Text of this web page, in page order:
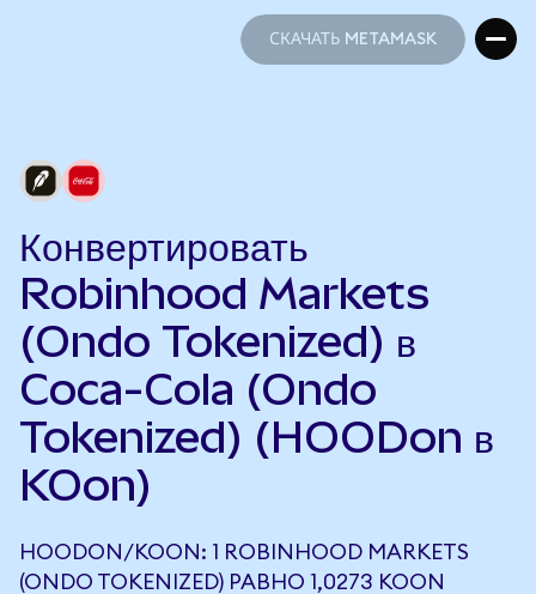
СКАЧАТЬ METAMASK
Конвертировать
Robinhood Markets
(Ondo Tokenized) в
Coca-Cola (Ondo
Tokenized) (HOODon в
KOon)
HOODON/KOON: 1 ROBINHOOD MARKETS
(ONDO TOKENIZED) РАВНО 1,0273 KOON